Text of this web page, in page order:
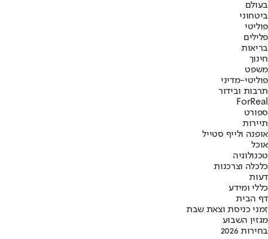
בעולם
ביטחוני
פוליטי
פלילים
בריאות
חינוך
משפט
פוליטי-מדיני
תרבות ובידור
ForReal
ספורט
תיירות
אופנה ולייף סטייל
אוכל
טכנולוגיה
כלכלה וצרכנות
דעות
כללי ומידע
דף הבית
זמני כניסת וצאת שבת
מגזין השבוע
בחירות 2026